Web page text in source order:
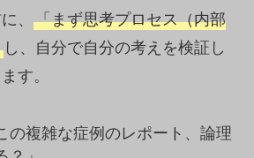
、 「まず思考プロセス（内部
し、自分で自分の考えを検証し
す。
の複雑な症例のレポート、論理